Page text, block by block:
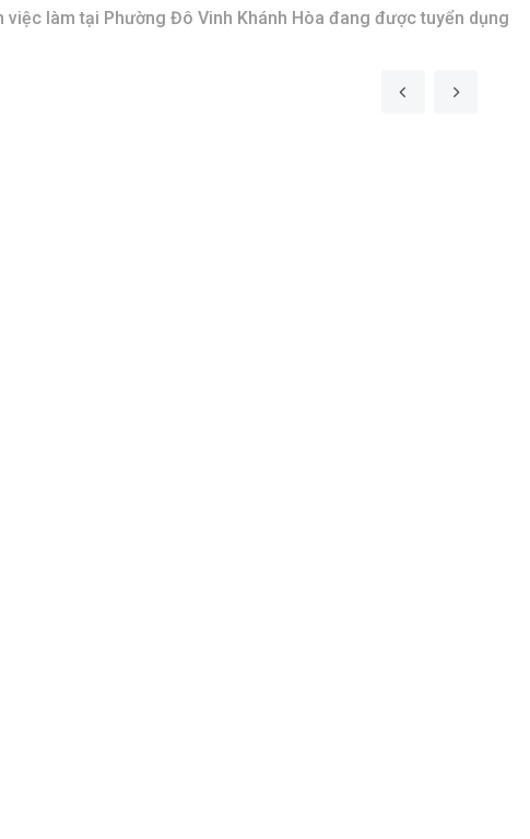
việc làm tại Phường Đô Vinh Khánh Hòa đang được tuyển dụng